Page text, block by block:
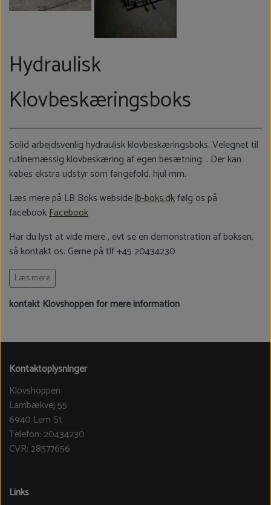
Hydraulisk
Klovbeskæringsboks
Solid arbejdsvenlig hydraulisk klovbeskæringsboks. Velegnet til
rutinemæssig klovbeskæring af egen besætning. . Der kan
købes ekstra udstyr som fangefold, hjul mm.
Læs mere på LB Boks websidelb-boks.dkfølg os på
facebookFacebook
Har du lyst at vide mere , evt se en demonstration af boksen,
så kontakt os. Gerne på tlf +45 20434230
Leveringstid: Vi forsøger have boksen på lager, men ellers
forventet levering max 14 dage
Læs mere
kontakt Klovshoppen for mere information
Kontaktoplysninger
Klovshoppen
Lambækvej 55
6940 Lem St
Telefon: 20434230
CVR: 28577656
Links